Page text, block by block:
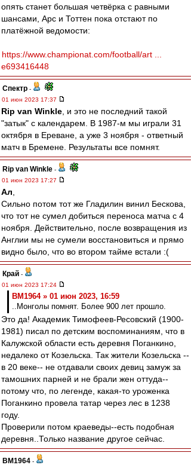
опять станет большая четвёрка с равными
шансами, Арс и Тоттен пока отстают по
платёжной ведомости:
https://www.championat.com/football/art ...
e693416448
Спектр -
01 июн 2023 17:37
Rip van Winkle , и это не последний такой
"затык" с календарем. В 1987-м мы играли 31
октября в Ереване, а уже 3 ноября - ответный
матч в Бремене. Результаты все помнят.
Rip van Winkle -
01 июн 2023 17:27
Ал
Сильно потом тот же Гладилин винил Бескова,
что тот не сумел добиться переноса матча с 4
ноября. Действительно, после возвращения из
Англии мы не сумели восстановиться и прямо
видно было, что во втором тайме встали :(
Край -
01 июн 2023 17:24
BM1964 » 01 июн 2023, 16:59
..Монголы помнят. Более 900 лет прошло.
Это да! Академик Тимофеев-Ресовский (1900-
1981) писал по детским воспоминаниям, что в
Калужской области есть деревня Поганкино,
недалеко от Козельска. Так жители Козельска --
в 20 веке-- не отдавали своих девиц замуж за
тамошних парней и не брали жен оттуда--
потому что, по легенде, какая-то уроженка
Поганкино провела татар через лес в 1238
году.
Проверили потом краеведы--есть подобная
деревня..Только название другое сейчас.
BM1964 -